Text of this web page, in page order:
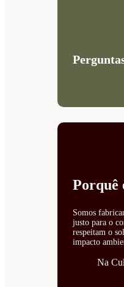
Porquê
Somos
justo para o
respeitam o
impacto
Na